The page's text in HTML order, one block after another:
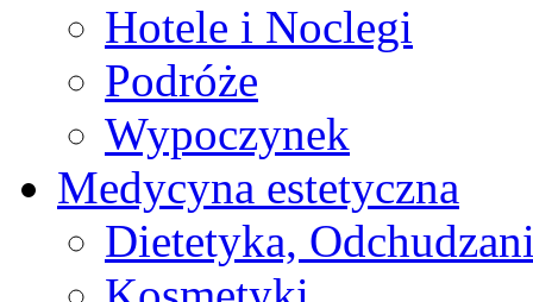
Hotele i Noclegi
Podróże
Wypoczynek
Medycyna estetyczna
Dietetyka,